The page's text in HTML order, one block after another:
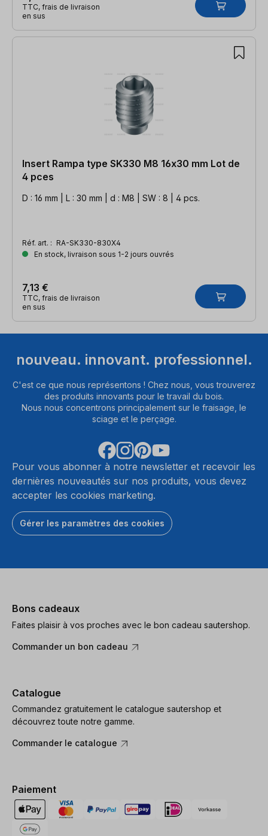
TTC, frais de livraison
en sus
Insert Rampa type SK330 M8 16x30 mm Lot de
4 pces
D : 16 mm | L : 30 mm | d : M8 | SW : 8 | 4 pcs.
Réf. art. : RA-SK330-830X4
En stock, livraison sous 1-2 jours ouvrés
7,13 €
TTC, frais de livraison
en sus
nouveau. innovant. professionnel.
C'est ce que nous représentons ! Chez nous, vous trouverez
des produits innovants pour le travail du bois.
Nous nous concentrons principalement sur le fraisage, le
sciage et le perçage.
Pour vous abonner à notre newsletter et recevoir les
dernières nouveautés sur nos produits, vous devez
accepter les cookies marketing.
Gérer les paramètres des cookies
Bons cadeaux
Faites plaisir à vos proches avec le bon cadeau sautershop.
Commander un bon cadeau
Catalogue
Commandez gratuitement le catalogue sautershop et
découvrez toute notre gamme.
Commander le catalogue
Paiement